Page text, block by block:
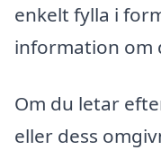
enkelt fylla i
information om
Om du letar
eller dess